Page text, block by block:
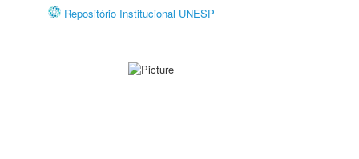
Repositório Institucional UNESP